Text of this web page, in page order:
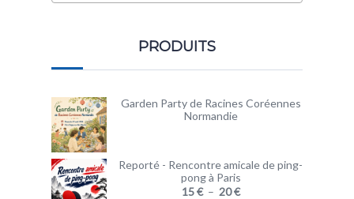
PRODUITS
Garden Party de Racines Coréennes
Normandie
Reporté - Rencontre amicale de ping-
pong à Paris
15€ – 20€